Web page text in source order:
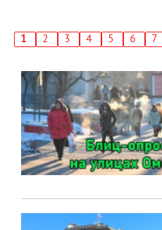
Текущая
1 Страница
2 Страница
3 Страница
4 Страница
5 6 7